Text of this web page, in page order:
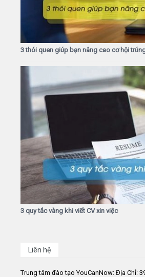
3 thói quen giúp bạn nâng cao cơ hội
3 quy tắc vàng khi viết CV xin việc
Liên hệ
Trung tâm đào tạo YouCanNow: Địa Chỉ: